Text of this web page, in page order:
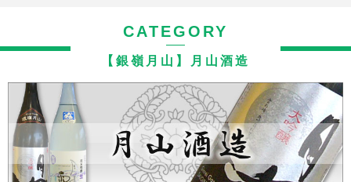
CATEGORY
【銀嶺月山】月山酒造